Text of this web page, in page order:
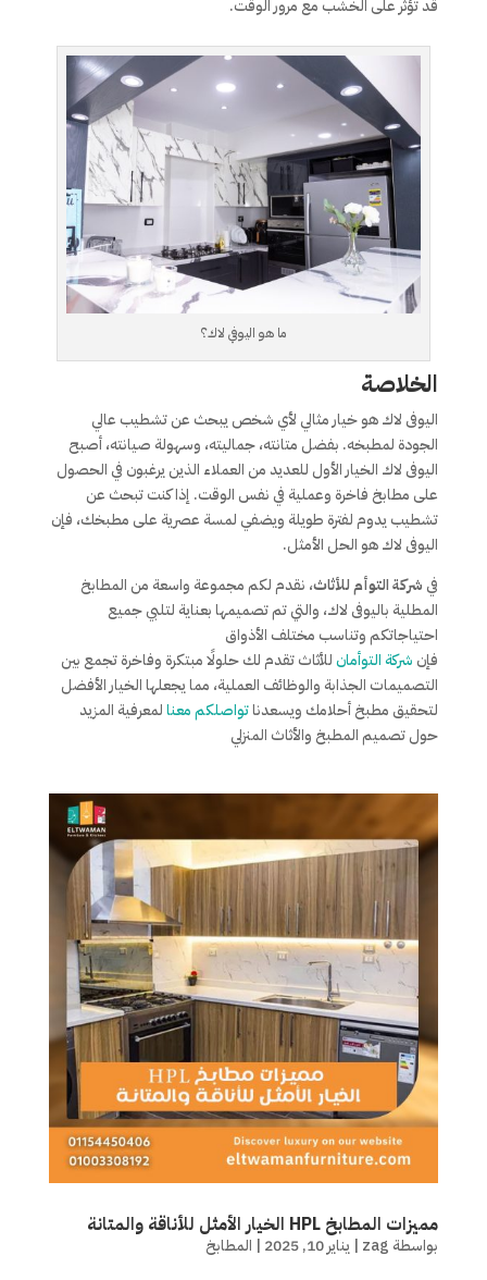
قد تؤثر على الخشب مع مرور الوقت.
ما هو اليوفي لاك؟
الخلاصة
اليوفى لاك هو خيار مثالي لأي شخص يبحث عن تشطيب عالي
الجودة لمطبخه. بفضل متانته، جماليته، وسهولة صيانته، أصبح
اليوفى لاك الخيار الأول للعديد من العملاء الذين يرغبون في الحصول
على مطابخ فاخرة وعملية في نفس الوقت. إذا كنت تبحث عن
تشطيب يدوم لفترة طويلة ويضفي لمسة عصرية على مطبخك، فإن
اليوفى لاك هو الحل الأمثل.
في شركة التوأم للأثاث، نقدم لكم مجموعة واسعة من المطابخ
المطلية باليوفى لاك، والتي تم تصميمها بعناية لتلبي جميع
احتياجاتكم وتناسب مختلف الأذواق
فإن شركة التوأمانللأثاث تقدم لك حلولًا مبتكرة وفاخرة تجمع بين
التصميمات الجذابة والوظائف العملية، مما يجعلها الخيار الأفضل
لتحقيق مطبخ أحلامك ويسعدناتواصلكم معنالمعرفية المزيد
حول تصميم المطبخ والأثاث المنزلي
مميزات المطابخ HPL الخيار الأمثل للأناقة والمتانة
بواسطة zag
| يناير 10, 2025 | المطابخ